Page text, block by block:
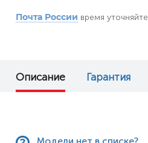
Почта России время уточняйте
Описание Гарантия